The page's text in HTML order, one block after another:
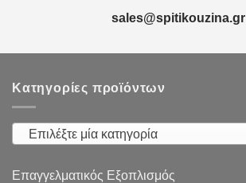
sales@spitikouzina.gr
Κατηγορίες προϊόντων
Επιλέξτε μία κατηγορία
Επαγγελματικός Εξοπλισμός